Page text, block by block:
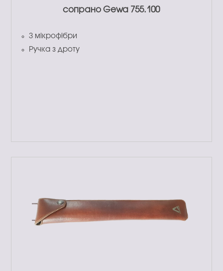
сопрано Gewa 755.100
З мікрофібри
Ручка з дроту